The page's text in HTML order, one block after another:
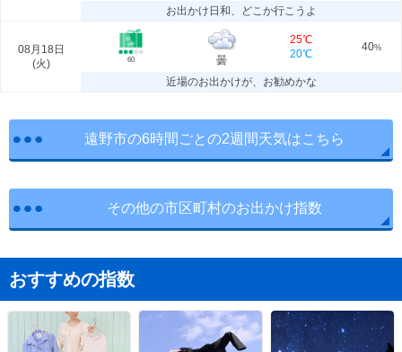
お出かけ日和、どこか行こうよ
08月18日
(火) 60 曇
25℃
20℃
40%
近場のお出かけが、お勧めかな
遠野市の6時間ごとの2週間天気はこちら
その他の市区町村のお出かけ指数
おすすめの指数